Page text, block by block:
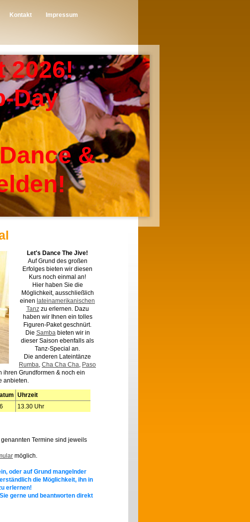
Kontakt Impressum
2026!
Day
&
Let's Dance The Jive!
Auf Grund des großen
Erfolges bieten wir diesen
Kurs noch einmal an!
Hier haben Sie die
Möglichkeit, ausschließlich
einen lateinamerikanischen
Tanzzu erlernen. Dazu
haben wir Ihnen ein tolles
Figuren-Paket geschnürt.
Die Sambabieten wir in
dieser Saison ebenfalls als
Tanz-Special an.
Die anderen Lateintänze
Rumba, Cha Cha Cha, Paso
ihren Grundformen & noch ein
anbieten.
Uhrzeit
13.30 Uhr
Termine sind jeweils
möglich.
oder auf Grund mangelnder
die Möglichkeit, ihn in
erlernen!
gerne und beantworten direkt